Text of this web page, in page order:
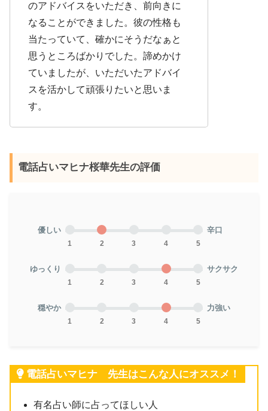
のアドバイスをいただき、前向きに
なることができました。彼の性格も
当たっていて、確かにそうだなぁと
思うところばかりでした。諦めかけ
ていましたが、いただいたアドバイ
スを活かして頑張りたいと思いま
す。
電話占いマヒナ桜華先生の評価
優しい
1 2 3 4 5
辛口
ゆっくり
1 2 3 4 5
サクサク
穏やか
1 2 3 4 5
力強い
電話占いマヒナ 先生はこんな人にオススメ！
有名占い師に占ってほしい人